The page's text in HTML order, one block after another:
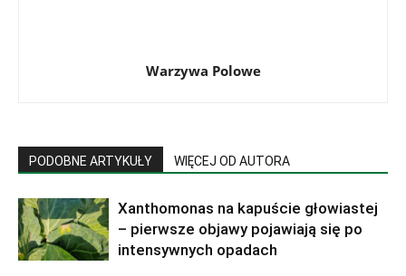
Warzywa Polowe
PODOBNE ARTYKUŁY WIĘCEJ OD AUTORA
Xanthomonas na kapuście głowiastej
– pierwsze objawy pojawiają się po
intensywnych opadach